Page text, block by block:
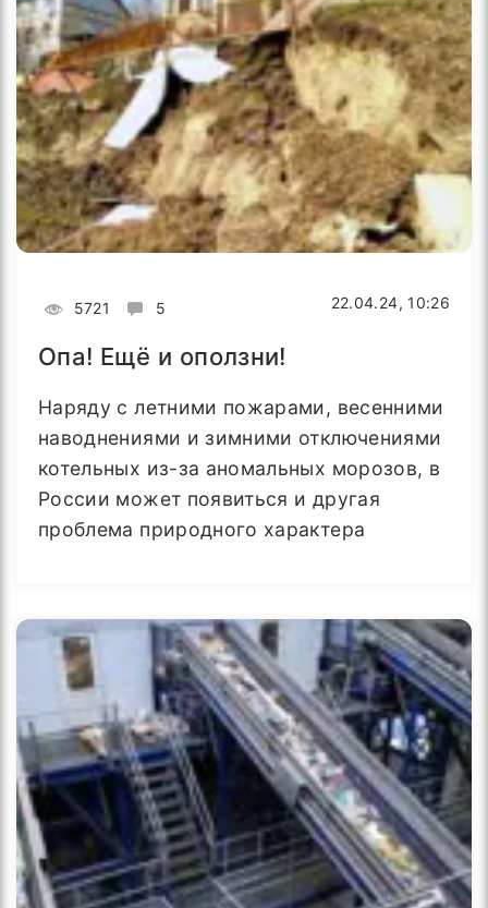
5721 5 22.04.24, 10:26
Опа! Ещё и оползни!
Наряду с летними пожарами, весенними
наводнениями и зимними отключениями
котельных из-за аномальных морозов, в
России может появиться и другая
проблема природного характера